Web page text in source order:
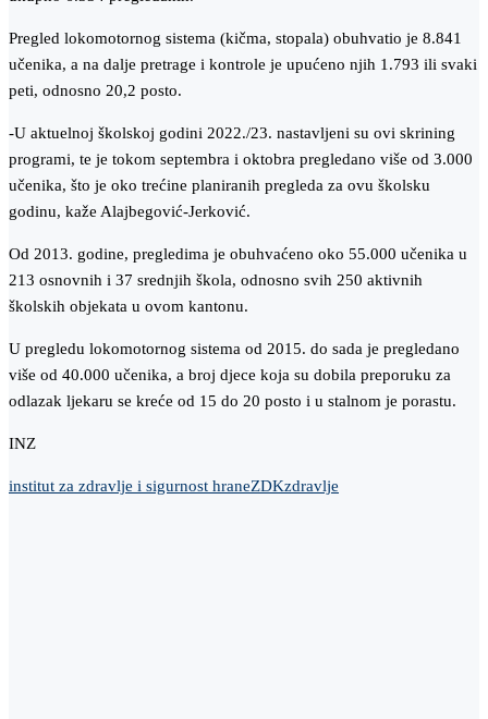
Pregled lokomotornog sistema (kičma, stopala) obuhvatio je 8.841
učenika, a na dalje pretrage i kontrole je upućeno njih 1.793 ili svaki
peti, odnosno 20,2 posto.
-U aktuelnoj školskoj godini 2022./23. nastavljeni su ovi skrining
programi, te je tokom septembra i oktobra pregledano više od 3.000
učenika, što je oko trećine planiranih pregleda za ovu školsku
godinu, kaže Alajbegović-Jerković.
Od 2013. godine, pregledima je obuhvaćeno oko 55.000 učenika u
213 osnovnih i 37 srednjih škola, odnosno svih 250 aktivnih
školskih objekata u ovom kantonu.
U pregledu lokomotornog sistema od 2015. do sada je pregledano
više od 40.000 učenika, a broj djece koja su dobila preporuku za
odlazak ljekaru se kreće od 15 do 20 posto i u stalnom je porastu.
INZ
institut za zdravlje i sigurnost hraneZDKzdravlje